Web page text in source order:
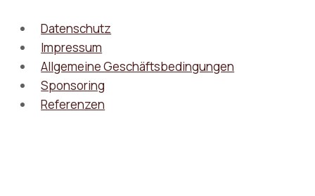
Datenschutz
Impressum
Allgemeine Geschäftsbedingungen
Sponsoring
Referenzen